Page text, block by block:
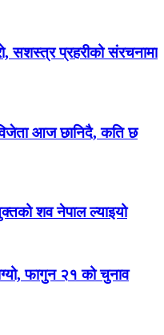
सशस्त्र प्रहरीको संरचनामा
आज छानिदै, कति छ
शव नेपाल ल्याइयो
फागुन २१ को चुनाव